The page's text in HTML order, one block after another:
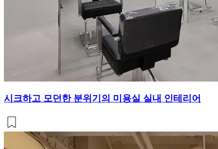
시크하고 모던한 분위기의 미용실 실내 인테리어